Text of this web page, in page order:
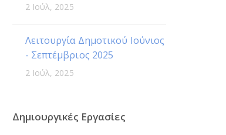
2 Ιούλ, 2025
Λειτουργία Δημοτικού Ιούνιος
- Σεπτέμβριος 2025
2 Ιούλ, 2025
Δημιουργικές Εργασίες